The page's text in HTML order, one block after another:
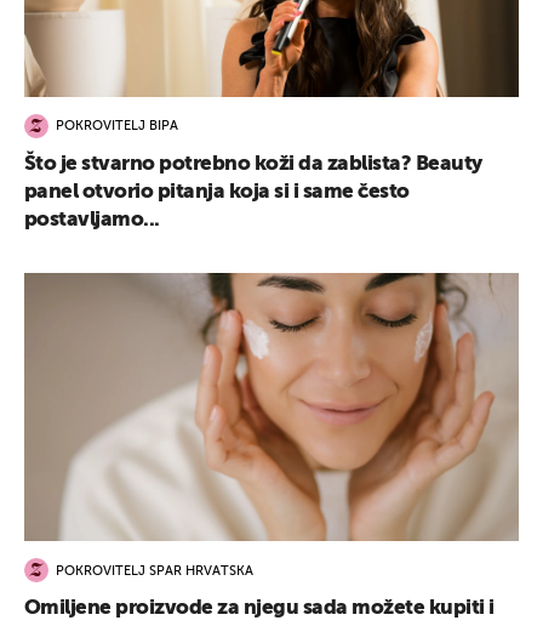
POKROVITELJ BIPA
Što je stvarno potrebno koži da zablista? Beauty
panel otvorio pitanja koja si i same često
postavljamo...
POKROVITELJ SPAR HRVATSKA
Omiljene proizvode za njegu sada možete kupiti i